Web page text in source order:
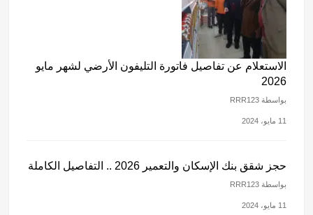
الاستعلام عن تفاصيل فاتورة التليفون الأرضي لشهر مايو
2026
بواسطة RRR123
11 مايو، 2024
حجز شقق بنك الإسكان والتعمير 2026 .. التفاصيل الكاملة
بواسطة RRR123
11 مايو، 2024